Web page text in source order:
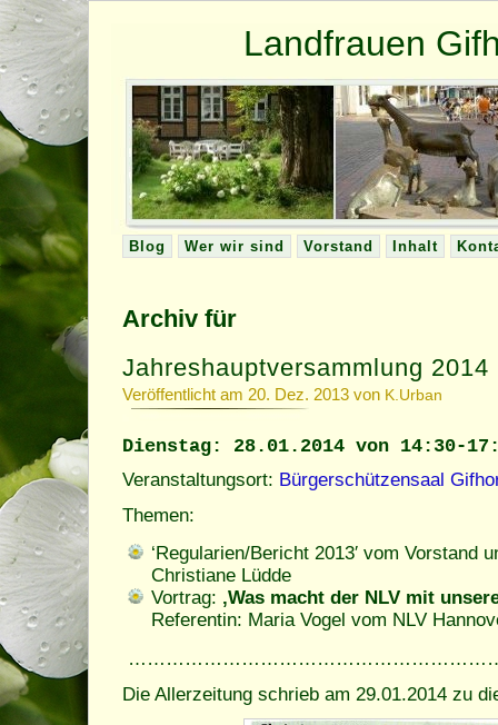
Landfrauen
Blog Wer wir sind Vorstand Inhalt
Archiv für
Jahreshauptversammlung 2014
Veröffentlicht am 20. Dez. 2013 von K.Urban
Dienstag: 28.01.2014 von 14:30-
Veranstaltungsort: Bürgerschützensaal
Themen:
‘Regularien/Bericht 2013′ vom Vorstand
Christiane Lüdde
Vortrag: ‚Was macht der NLV mit
Referentin: Maria Vogel vom NLV
Die Allerzeitung schrieb am 29.01.2014 zu